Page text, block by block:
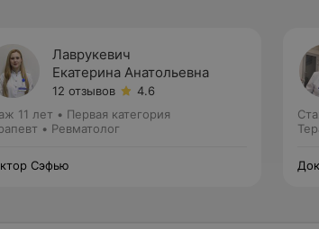
Лаврукевич
Екатерина Анатольевна
12 отзывов
4.6
11 лет • Первая категория
• Ревматолог
Сэфью